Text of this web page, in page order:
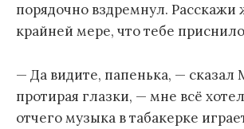
порядочно вздремнул. Расскажи
крайней мере, что тебе
— Да видите, папенька, — сказал
протирая глазки, — мне всё
отчего музыка в табакерке